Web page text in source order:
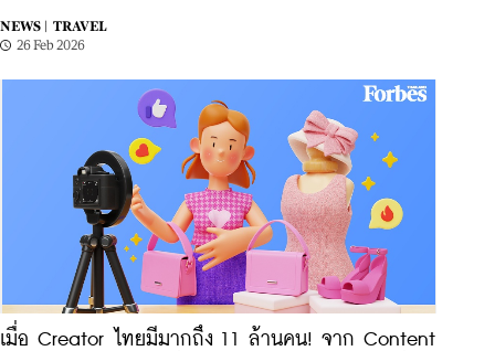
NEWS |
TRAVEL
26 Feb 2026
เมื่อ Creator ไทยมีมากถึง 11 ล้านคน! จาก Content